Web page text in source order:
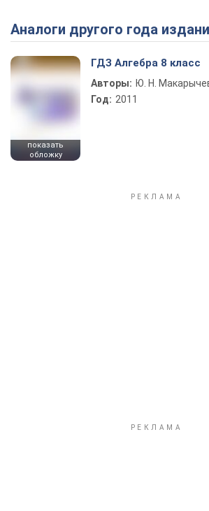
Play
Аналоги другого года
показать
обложку
ГДЗ Алгебра 8 класс
Авторы: Ю. Н.
Год: 2011